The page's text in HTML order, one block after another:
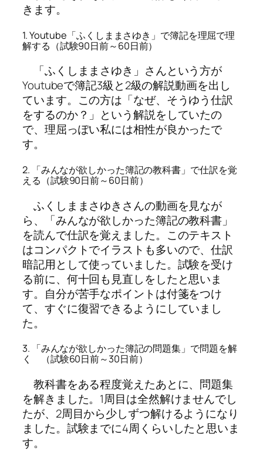
きます。
1. Youtube「ふくしままさゆき」で簿記を理屈で理
解する（試験90日前～60日前）
「ふくしままさゆき」さんという方が
Youtubeで簿記3級と2級の解説動画を出し
ています。この方は「なぜ、そうゆう仕訳
をするのか？」という解説をしていたの
で、理屈っぽい私には相性が良かったで
す。
2. 「みんなが欲しかった簿記の教科書」で仕訳を覚
える（試験90日前～60日前）
ふくしままさゆきさんの動画を見なが
ら、「みんなが欲しかった簿記の教科書」
を読んで仕訳を覚えました。このテキスト
はコンパクトでイラストも多いので、仕訳
暗記用として使っていました。試験を受け
る前に、何十回も見直しをしたと思いま
す。自分が苦手なポイントは付箋をつけ
て、すぐに復習できるようにしていまし
た。
3. 「みんなが欲しかった簿記の問題集」で問題を解
く （試験60日前～30日前）
教科書をある程度覚えたあとに、問題集
を解きました。1周目は全然解けませんでし
たが、2周目から少しずつ解けるようになり
ました。試験までに4周くらいしたと思いま
す。